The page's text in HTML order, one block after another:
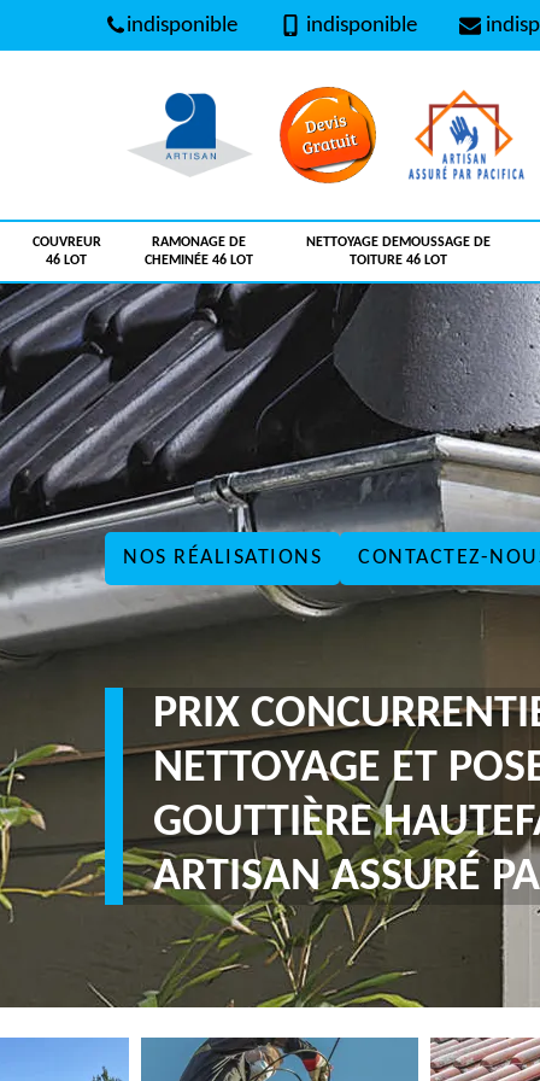
indisponible indisponible
COUVREUR
46 LOT
RAMONAGE DE
CHEMINÉE 46 LOT
NETTOYAGE DEMOUSSAGE DE
TOITURE 46 LOT
NOS RÉALISATIONS CONTACTEZ-
PRIX
NETTOYAGE ET
GOUTTIÈRE
ARTISAN ASSURÉ